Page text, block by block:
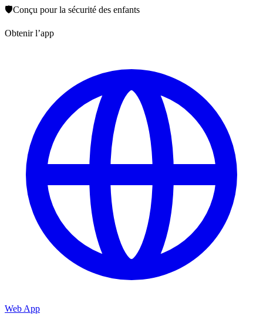
🛡️Conçu pour la sécurité des enfants
Obtenir l’app
Web App